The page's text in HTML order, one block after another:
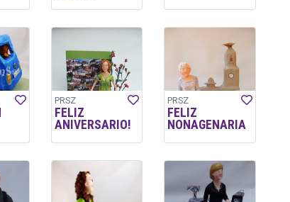
PRSZ
FELIZ
ANIVERSARIO!
PRSZ
FELIZ
NONAGENARIA